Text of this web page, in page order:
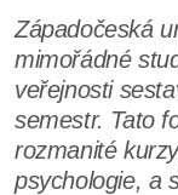
Západočeská
mimořádné
veřejnosti
semestr. Tato
rozmanité
psychologie, a